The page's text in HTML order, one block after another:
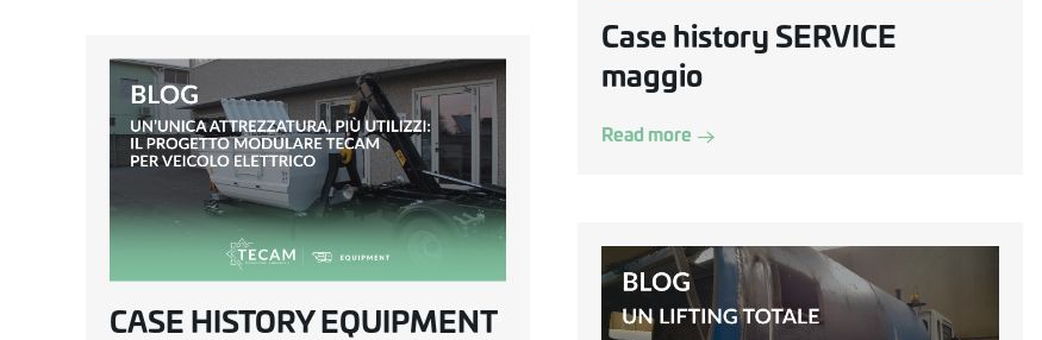
Case history SERVICE
maggio
Read more
CASE HISTORY EQUIPMENT